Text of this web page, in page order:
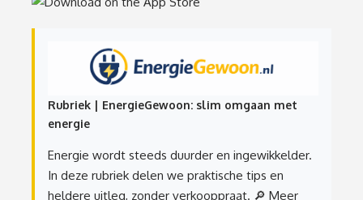
Rubriek | EnergieGewoon: slim omgaan met
energie
Energie wordt steeds duurder en ingewikkelder.
In deze rubriek delen we praktische tips en
heldere uitleg, zonder verkooppraat. 🔎 Meer